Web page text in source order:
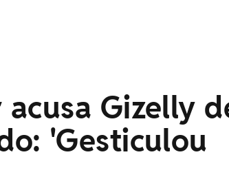
acusa Gizelly
'Gesticulou